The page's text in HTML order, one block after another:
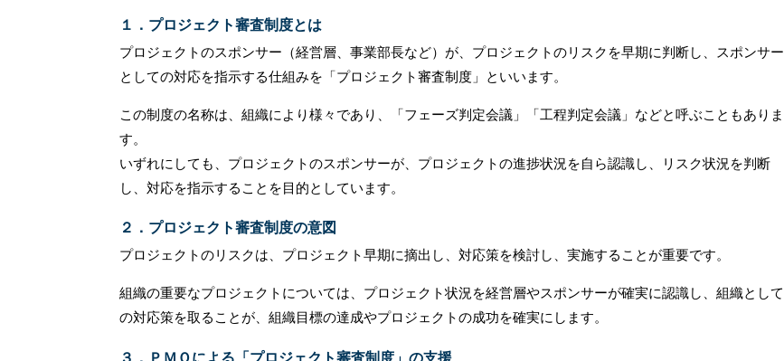
１．プロジェクト審査制度とは
プロジェクトのスポンサー（経営層、事業部長など）が、プロジェクトのリスクを早期に判断し、スポンサー
としての対応を指示する仕組みを「プロジェクト審査制度」といいます。
この制度の名称は、組織により様々であり、「フェーズ判定会議」「工程判定会議」などと呼ぶこともありま
す。
いずれにしても、プロジェクトのスポンサーが、プロジェクトの進捗状況を自ら認識し、リスク状況を判断
し、対応を指示することを目的としています。
２．プロジェクト審査制度の意図
プロジェクトのリスクは、プロジェクト早期に摘出し、対応策を検討し、実施することが重要です。
組織の重要なプロジェクトについては、プロジェクト状況を経営層やスポンサーが確実に認識し、組織として
の対応策を取ることが、組織目標の達成やプロジェクトの成功を確実にします。
３．ＰＭＯによる「プロジェクト審査制度」の支援